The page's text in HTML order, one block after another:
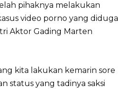
pihaknya melakukan
video porno yang diduga
Aktor Gading Marten
kita lakukan kemarin sore
status yang tadinya saksi